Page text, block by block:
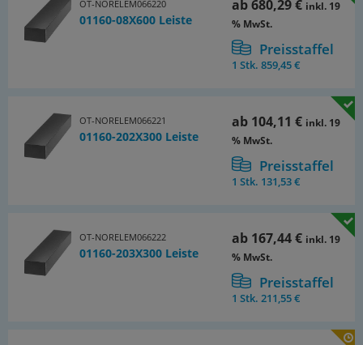
OT-NORELEM066220
01160-08X600 Leiste
ab680,29 € inkl. 19
% MwSt.
Preisstaffel
1 Stk.859,45 €
OT-NORELEM066221
01160-202X300 Leiste
ab 104,11 € inkl. 19
% MwSt.
Preisstaffel
1 Stk. 131,53 €
OT-NORELEM066222
01160-203X300 Leiste
ab 167,44 € inkl. 19
% MwSt.
Preisstaffel
1 Stk.211,55 €